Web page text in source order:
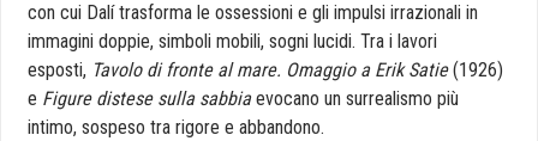
con cui Dalí trasforma le ossessioni e gli impulsi irrazionali in
immagini doppie, simboli mobili, sogni lucidi. Tra i lavori
esposti, Tavolo di fronte al mare. Omaggio a Erik Satie(1926)
e Figure distese sulla sabbiaevocano un surrealismo più
intimo, sospeso tra rigore e abbandono.